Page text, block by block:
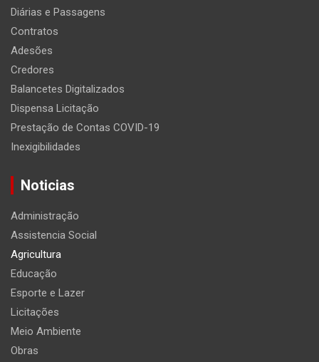
Diárias e Passagens
Contratos
Adesões
Credores
Balancetes Digitalizados
Dispensa Licitação
Prestação de Contas COVID-19
Inexigibilidades
Noticias
Administração
Assistencia Social
Agricultura
Educação
Esporte e Lazer
Licitações
Meio Ambiente
Obras